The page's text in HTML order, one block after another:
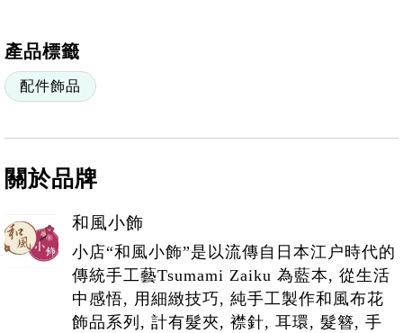
產品標籤
配件飾品
關於品牌
和風小飾
小店“和風小飾”是以流傳自日本江户時代的
傳統手工藝Tsumami Zaiku 為藍本, 從生活
中感悟, 用細緻技巧, 純手工製作和風布花
飾品系列, 計有髮夾, 襟針, 耳環, 髮簪, 手